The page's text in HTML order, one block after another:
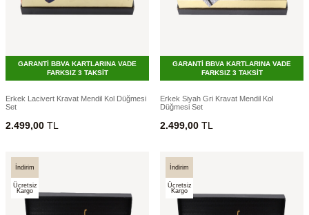
GARANTİ BBVA KARTLARINA VADE
FARKSIZ 3 TAKSİT
Erkek Lacivert Kravat Mendil Kol Düğmesi
Set
2.499,00 TL
GARANTİ BBVA KARTLARINA VADE
FARKSIZ 3 TAKSİT
Erkek Siyah Gri Kravat Mendil Kol
Düğmesi Set
2.499,00 TL
İndirim
Ücretsiz
Kargo
İndirim
Ücretsiz
Kargo